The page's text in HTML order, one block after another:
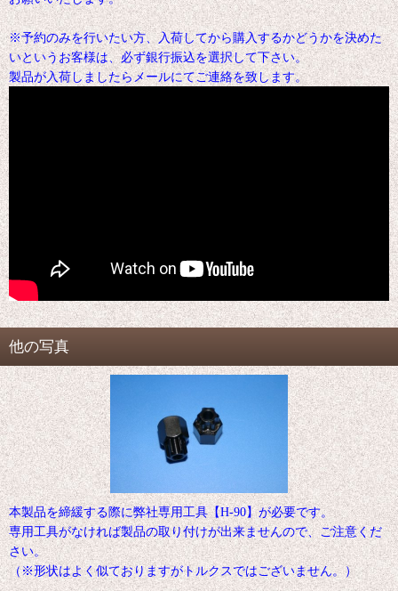
※予約のみを行いたい方、入荷してから購入するかどうかを決めた
いというお客様は、必ず銀行振込を選択して下さい。
製品が入荷しましたらメールにてご連絡を致します。
他の写真
本製品を締緩する際に弊社専用工具【H-90】が必要です。
専用工具がなければ製品の取り付けが出来ませんので、ご注意くだ
さい。
（※形状はよく似ておりますがトルクスではございません。）